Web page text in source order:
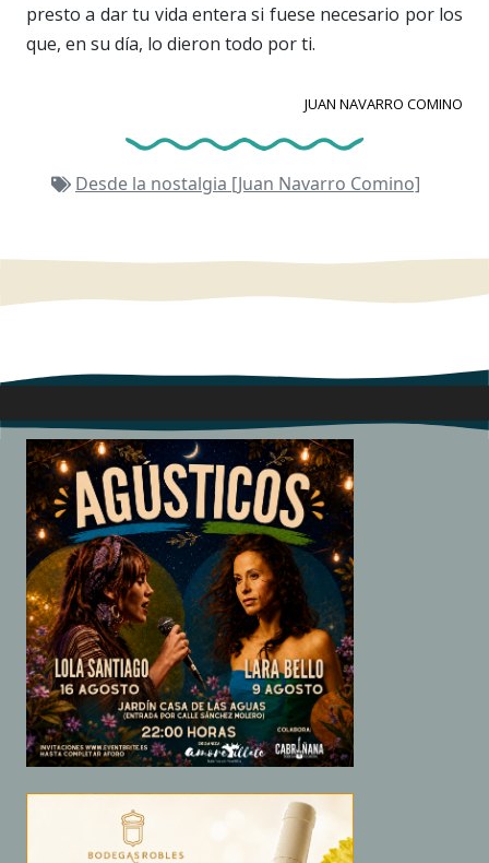
presto a dar tu vida entera si fuese necesario por los
que, en su día, lo dieron todo por ti.
JUAN NAVARRO COMINO
Desde la nostalgia [Juan Navarro Comino]